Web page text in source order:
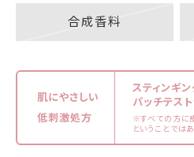
合成香料
肌にやさしい
低刺激処方
スティンギ
パッチテス
※すべての方に
ということでは